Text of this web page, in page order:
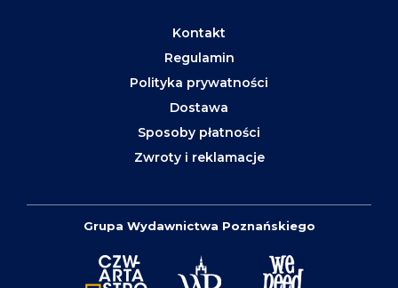
Kontakt
Regulamin
Polityka prywatności
Dostawa
Sposoby płatności
Zwroty i reklamacje
Grupa Wydawnictwa Poznańskiego